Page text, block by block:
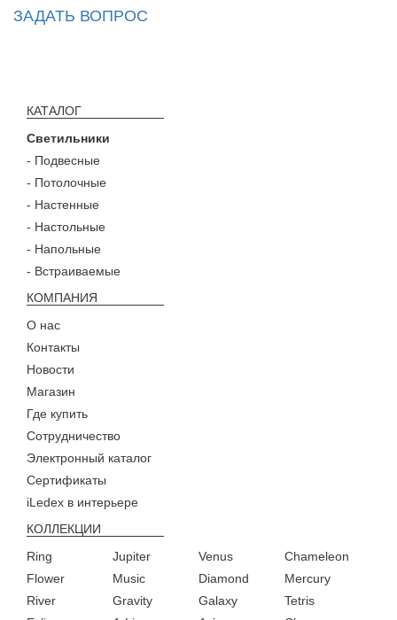
ЗАДАТЬ ВОПРОС
КАТАЛОГ
Светильники
- Подвесные
- Потолочные
- Настенные
- Настольные
- Напольные
- Встраиваемые
КОМПАНИЯ
О нас
Контакты
Новости
Магазин
Где купить
Сотрудничество
Электронный каталог
Сертификаты
iLedex в интерьере
КОЛЛЕКЦИИ
Ring
Flower
Jupiter
Music
Venus
Diamond
Chameleon
Mercury
River
Gravity
Galaxy
Tetris